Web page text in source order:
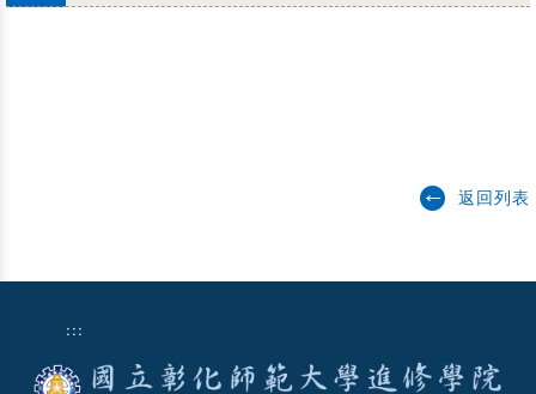
返回列表
:::